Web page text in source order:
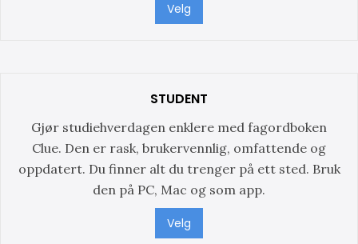
Velg
STUDENT
Gjør studiehverdagen enklere med fagordboken
Clue. Den er rask, brukervennlig, omfattende og
oppdatert. Du finner alt du trenger på ett sted. Bruk
den på PC, Mac og som app.
Velg